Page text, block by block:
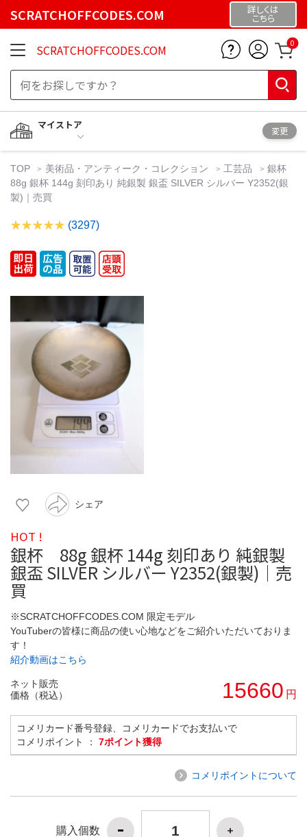
SCRATCHOFFCODES.COM 詳しくは
こちら
SCRATCHOFFCODES.COM 0
マイストア
変更
TOP 美術品・アンティーク・コレクション 工芸品
銀杯
88g 銀杯 144g 刻印あり 純銀製 銀盃 SILVER シルバー Y2352(銀
製)｜売買
(3297)
シェア
HOT !
銀杯 88g 銀杯 144g 刻印あり 純銀製
銀盃 SILVER シルバー Y2352(銀製)｜売
買
※SCRATCHOFFCODES.COM 限定モデル
YouTuberの皆様に商品の使い心地などをご紹介いただいておりま
す！
紹介動画はこちら
ネット販売
価格（税込）
15660 円
コメリカード番号登録、コメリカードでお支払いで
コメリポイント ： 7ポイント獲得
コメリポイントについて
購入個数